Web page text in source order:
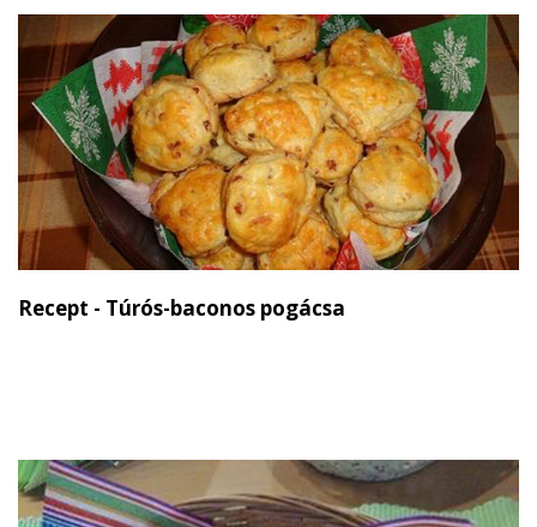
Recept - Túrós-baconos pogácsa